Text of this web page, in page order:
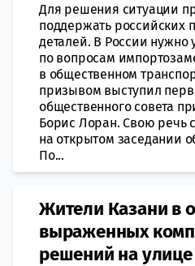
Для решения ситуации
поддержать российских
деталей. В России нужно
по вопросам
в общественном
призывом выступил
общественного совета
Борис Лоран. Свою речь
на открытом заседании
По...
Жители Казани в
выраженных
решений на